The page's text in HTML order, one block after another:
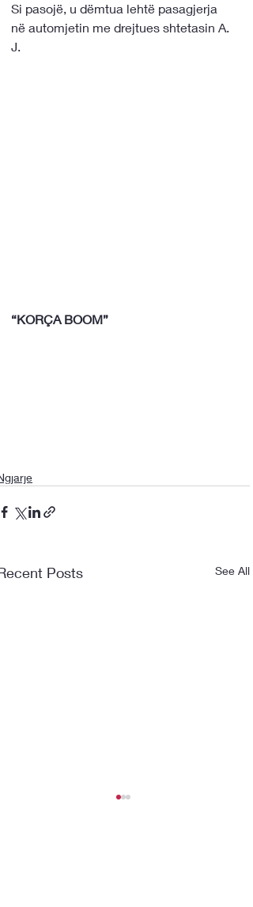
Si pasojë, u dëmtua lehtë pasagjerja
në automjetin me drejtues shtetasin A.
J.
“KORÇA BOOM”
Posts See All